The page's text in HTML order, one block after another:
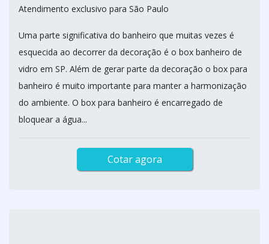
Atendimento exclusivo para São Paulo
Uma parte significativa do banheiro que muitas vezes é
esquecida ao decorrer da decoração é o box banheiro de
vidro em SP. Além de gerar parte da decoração o box para
banheiro é muito importante para manter a harmonização
do ambiente. O box para banheiro é encarregado de
bloquear a água...
Cotar agora